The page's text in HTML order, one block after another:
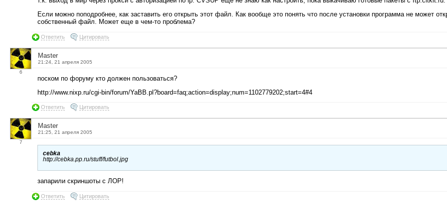
Если можно поподробнее, как заставить его открыть этот файл. Как вообще это понять что после установки программа не может
собственный файл. Может еще в чем-то проблема?
Ответить Цитировать
6
Master
21:24, 21 апреля 2005
поском по форуму кто должен пользоваться?
http://www.nixp.ru/cgi-bin/forum/YaBB.pl?board=faq;action=display;num=1102779202;start=4#4
Ответить Цитировать
7
Master
21:25, 21 апреля 2005
cebka
http://cebka.pp.ru/stuff/futbol.jpg
запарили скриншоты с ЛОР!
Ответить Цитировать